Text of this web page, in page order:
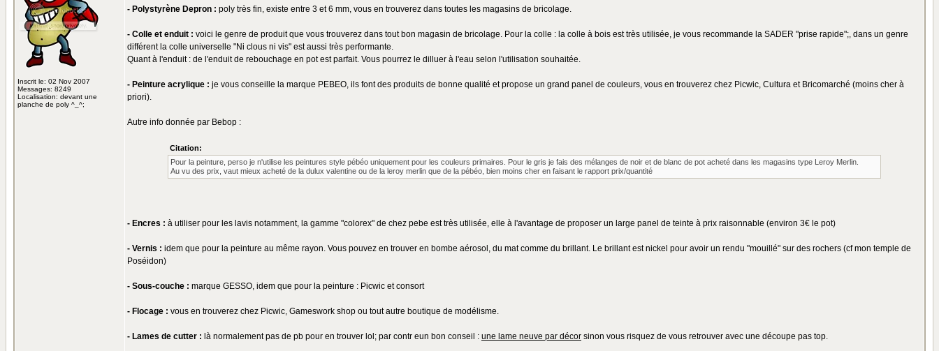
Inscrit le: 02 Nov 2007
Messages: 8249
Localisation: devant une
planche de poly ^_^;
- Polystyrène Depron : poly très fin, existe entre 3 et 6 mm, vous en trouverez dans toutes les magasins de bricolage.
- Colle et enduit : voici le genre de produit que vous trouverez dans tout bon magasin de bricolage. Pour la colle : la colle à bois est très utilisée, je vous recommande la SADER "prise rapide";, dans un genre
différent la colle universelle "Ni clous ni vis" est aussi très performante.
Quant à l'enduit : de l'enduit de rebouchage en pot est parfait. Vous pourrez le dilluer à l'eau selon l'utilisation souhaitée.
- Peinture acrylique : je vous conseille la marque PEBEO, ils font des produits de bonne qualité et propose un grand panel de couleurs, vous en trouverez chez Picwic, Cultura et Bricomarché (moins cher à
priori).
Autre info donnée par Bebop :
Citation:
Pour la peinture, perso je n'utilise les peintures style pébéo uniquement pour les couleurs primaires. Pour le gris je fais des mélanges de noir et de blanc de pot acheté dans les magasins type Leroy Merlin.
Au vu des prix, vaut mieux acheté de la dulux valentine ou de la leroy merlin que de la pébéo, bien moins cher en faisant le rapport prix/quantité
- Encres : à utiliser pour les lavis notamment, la gamme "colorex" de chez pebe est très utilisée, elle à l'avantage de proposer un large panel de teinte à prix raisonnable (environ 3€ le pot)
- Vernis : idem que pour la peinture au même rayon. Vous pouvez en trouver en bombe aérosol, du mat comme du brillant. Le brillant est nickel pour avoir un rendu "mouillé" sur des rochers (cf mon temple de
Poséidon)
- Sous-couche : marque GESSO, idem que pour la peinture : Picwic et consort
- Flocage : vous en trouverez chez Picwic, Gameswork shop ou tout autre boutique de modélisme.
- Lames de cutter : là normalement pas de pb pour en trouver lol; par contr eun bon conseil : une lame neuve par décor sinon vous risquez de vous retrouver avec une découpe pas top.